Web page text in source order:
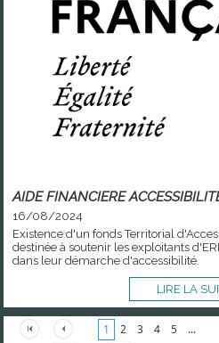
AIDE FINANCIERE
16/08/2024
Existence d'un fonds Territorial
destinée à soutenir les exploitants
dans leur démarche d'accessibilité.
LIRE LA
1 2 3 4 5
...